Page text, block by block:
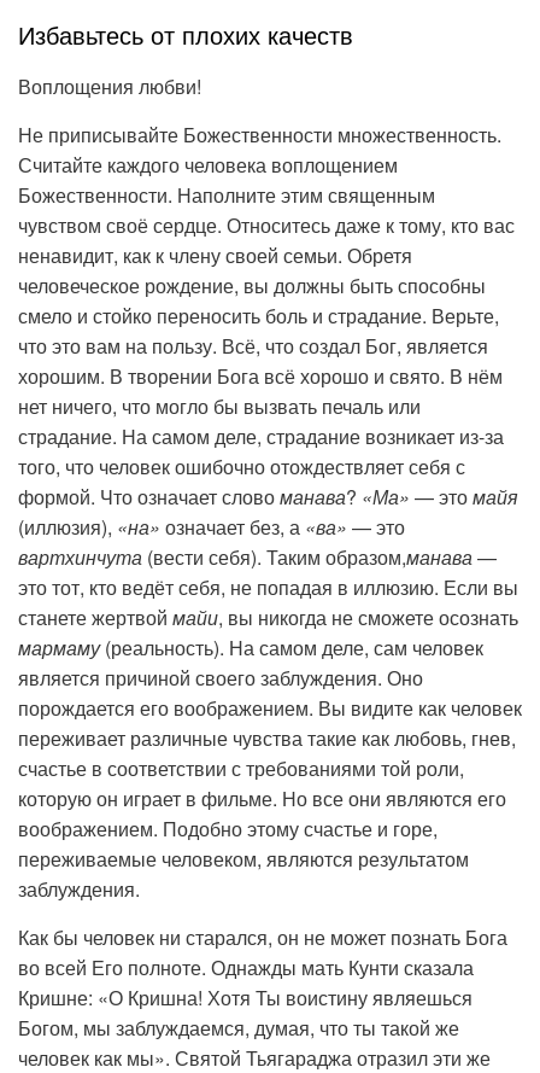
Избавьтесь от плохих качеств
Воплощения любви!
Не приписывайте Божественности множественность.
Считайте каждого человека воплощением
Божественности. Наполните этим священным
чувством своё сердце. Относитесь даже к тому, кто вас
ненавидит, как к члену своей семьи. Обретя
человеческое рождение, вы должны быть способны
смело и стойко переносить боль и страдание. Верьте,
что это вам на пользу. Всё, что создал Бог, является
хорошим. В творении Бога всё хорошо и свято. В нём
нет ничего, что могло бы вызвать печаль или
страдание. На самом деле, страдание возникает из-за
того, что человек ошибочно отождествляет себя с
формой. Что означает словоманава? «Ма» — этомайя
(иллюзия), «на» означает без, а «ва» — это
вартхинчута (вести себя). Таким образом,манава—
это тот, кто ведёт себя, не попадая в иллюзию. Если вы
станете жертвой майи, вы никогда не сможете осознать
мармаму(реальность). На самом деле, сам человек
является причиной своего заблуждения. Оно
порождается его воображением. Вы видите как человек
переживает различные чувства такие как любовь, гнев,
счастье в соответствии с требованиями той роли,
которую он играет в фильме. Но все они являются его
воображением. Подобно этому счастье и горе,
переживаемые человеком, являются результатом
заблуждения.
Как бы человек ни старался, он не может познать Бога
во всей Его полноте. Однажды мать Кунти сказала
Кришне: «О Кришна! Хотя Ты воистину являешься
Богом, мы заблуждаемся, думая, что ты такой же
человек как мы». Святой Тьягараджа отразил эти же